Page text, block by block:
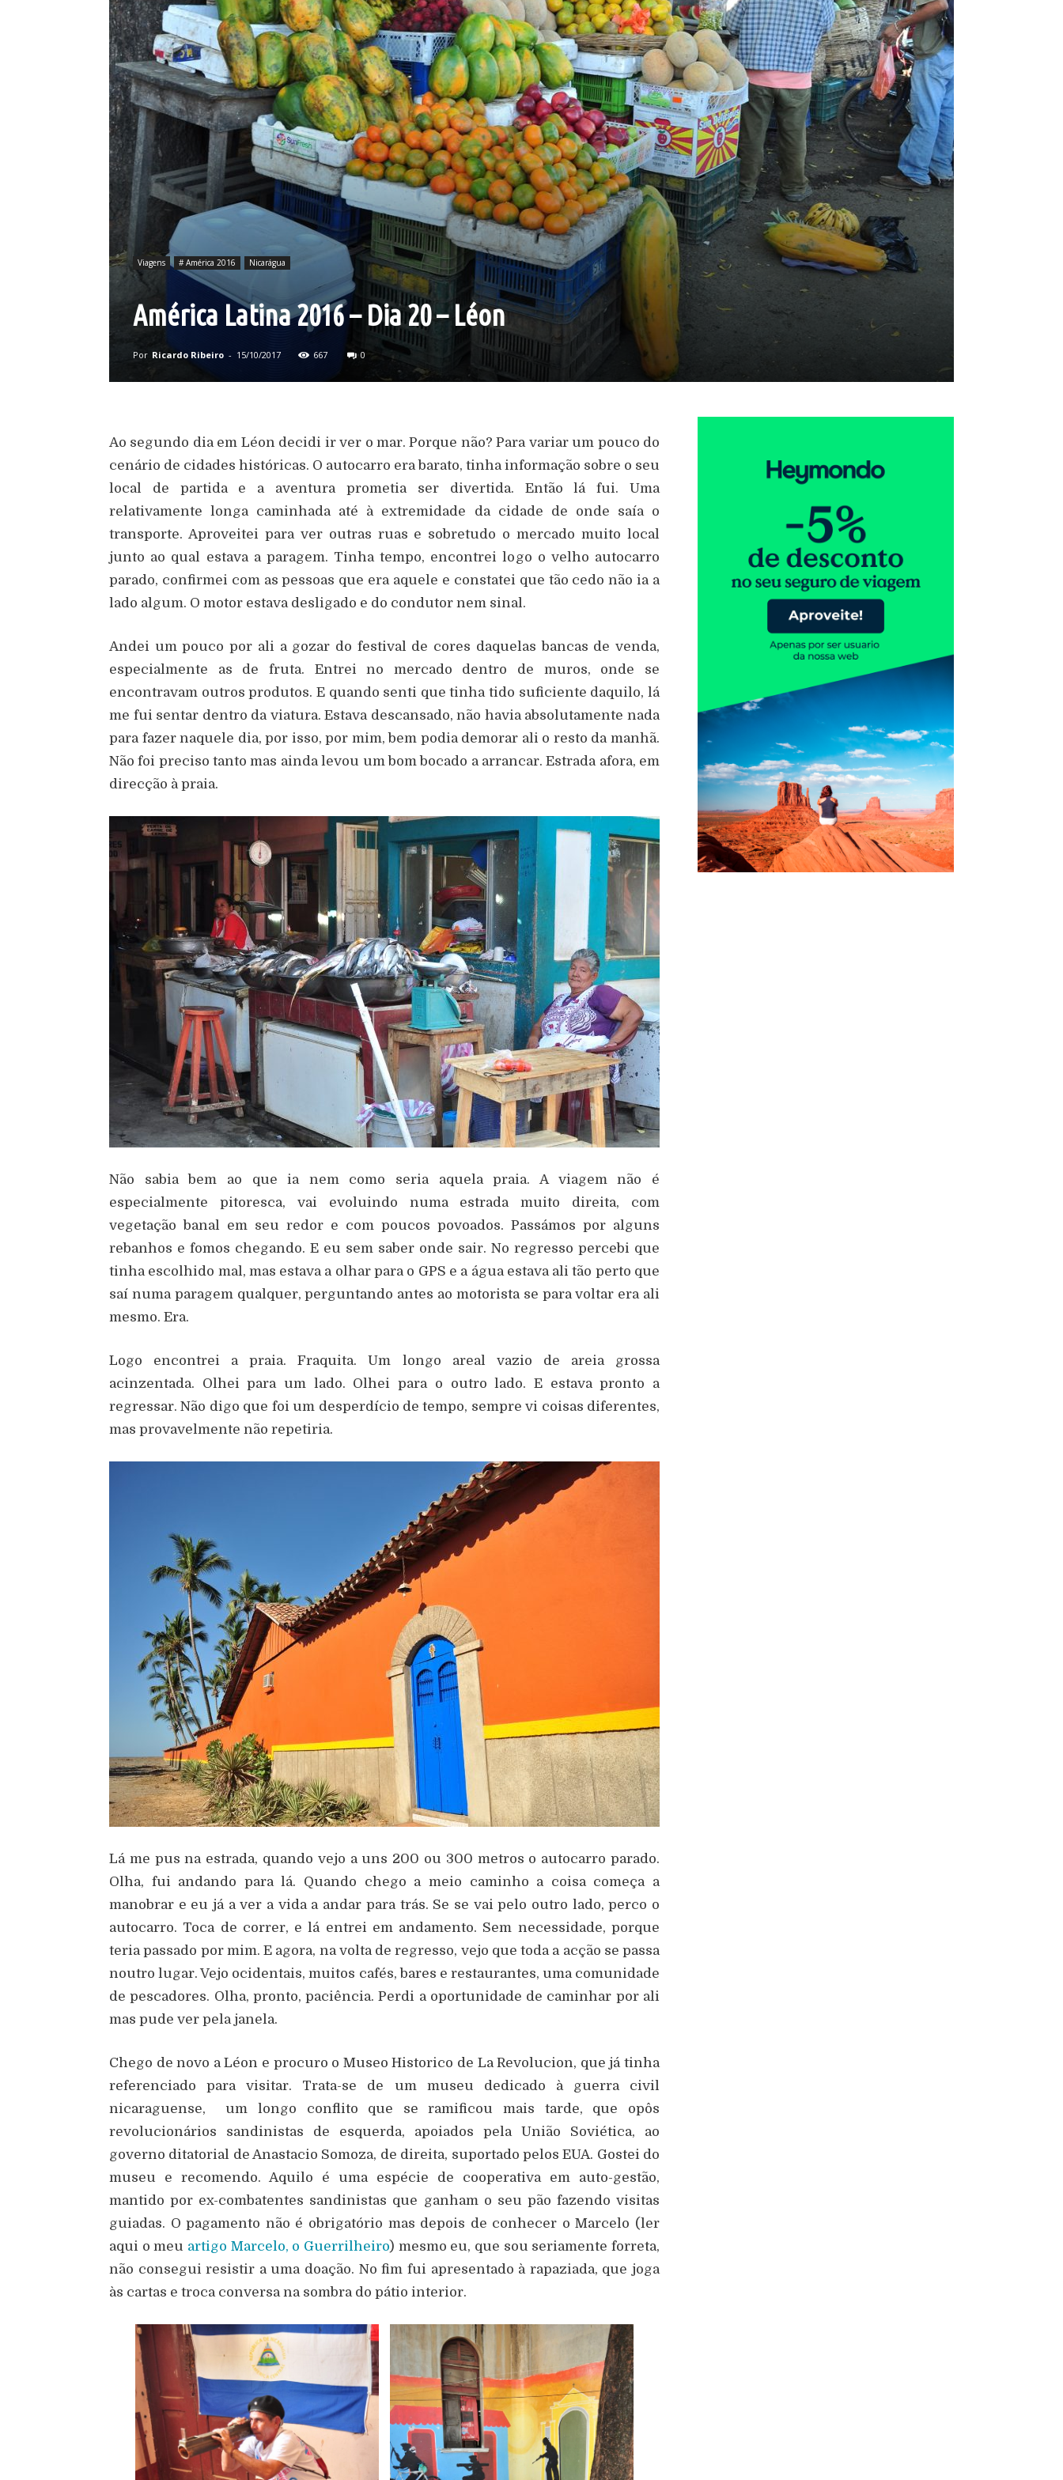
Viagens # América 2016 Nicarágua
América Latina 2016 – Dia 20 – Léon
Por Ricardo Ribeiro - 15/10/2017 667 0
Ao segundo dia em Léon decidi ir ver o mar. Porque não? Para variar um pouco do
cenário de cidades históricas. O autocarro era barato, tinha informação sobre o seu
local de partida e a aventura prometia ser divertida. Então lá fui. Uma
relativamente longa caminhada até à extremidade da cidade de onde saía o
transporte. Aproveitei para ver outras ruas e sobretudo o mercado muito local
junto ao qual estava a paragem. Tinha tempo, encontrei logo o velho autocarro
parado, confirmei com as pessoas que era aquele e constatei que tão cedo não ia a
lado algum. O motor estava desligado e do condutor nem sinal.
Andei um pouco por ali a gozar do festival de cores daquelas bancas de venda,
especialmente as de fruta. Entrei no mercado dentro de muros, onde se
encontravam outros produtos. E quando senti que tinha tido suficiente daquilo, lá
me fui sentar dentro da viatura. Estava descansado, não havia absolutamente nada
para fazer naquele dia, por isso, por mim, bem podia demorar ali o resto da manhã.
Não foi preciso tanto mas ainda levou um bom bocado a arrancar. Estrada afora, em
direcção à praia.
Não sabia bem ao que ia nem como seria aquela praia. A viagem não é
especialmente pitoresca, vai evoluindo numa estrada muito direita, com
vegetação banal em seu redor e com poucos povoados. Passámos por alguns
rebanhos e fomos chegando. E eu sem saber onde sair. No regresso percebi que
tinha escolhido mal, mas estava a olhar para o GPS e a água estava ali tão perto que
saí numa paragem qualquer, perguntando antes ao motorista se para voltar era ali
mesmo. Era.
Logo encontrei a praia. Fraquita. Um longo areal vazio de areia grossa
acinzentada. Olhei para um lado. Olhei para o outro lado. E estava pronto a
regressar. Não digo que foi um desperdício de tempo, sempre vi coisas diferentes,
mas provavelmente não repetiria.
Lá me pus na estrada, quando vejo a uns 200 ou 300 metros o autocarro parado.
Olha, fui andando para lá. Quando chego a meio caminho a coisa começa a
manobrar e eu já a ver a vida a andar para trás. Se se vai pelo outro lado, perco o
autocarro. Toca de correr, e lá entrei em andamento. Sem necessidade, porque
teria passado por mim. E agora, na volta de regresso, vejo que toda a acção se passa
noutro lugar. Vejo ocidentais, muitos cafés, bares e restaurantes, uma comunidade
de pescadores. Olha, pronto, paciência. Perdi a oportunidade de caminhar por ali
mas pude ver pela janela.
Chego de novo a Léon e procuro o Museo Historico de La Revolucion, que já tinha
referenciado para visitar. Trata-se de um museu dedicado à guerra civil
nicaraguense, um longo conflito que se ramificou mais tarde, que opôs
revolucionários sandinistas de esquerda, apoiados pela União Soviética, ao
governo ditatorial de Anastacio Somoza, de direita, suportado pelos EUA. Gostei do
museu e recomendo. Aquilo é uma espécie de cooperativa em auto-gestão,
mantido por ex-combatentes sandinistas que ganham o seu pão fazendo visitas
guiadas. O pagamento não é obrigatório mas depois de conhecer o Marcelo (ler
aqui o meu artigo Marcelo, o Guerrilheiro) mesmo eu, que sou seriamente forreta,
não consegui resistir a uma doação. No fim fui apresentado à rapaziada, que joga
às cartas e troca conversa na sombra do pátio interior.